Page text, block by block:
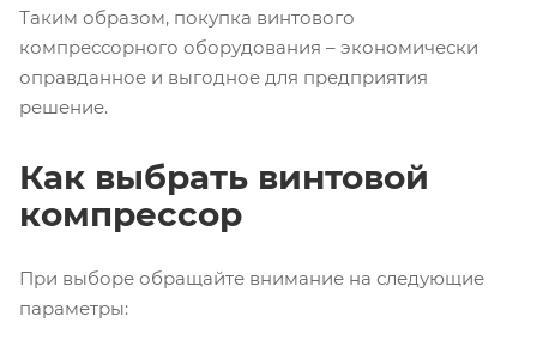
Таким образом, покупка винтового
компрессорного оборудования – экономически
оправданное и выгодное для предприятия
решение.
Как выбрать винтовой
компрессор
При выборе обращайте внимание на следующие
параметры: